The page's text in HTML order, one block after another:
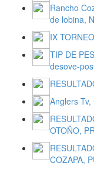
Rancho
de lobina,
IX
TIP DE
desove-
Anglers
OTOÑO,
COZAPA,